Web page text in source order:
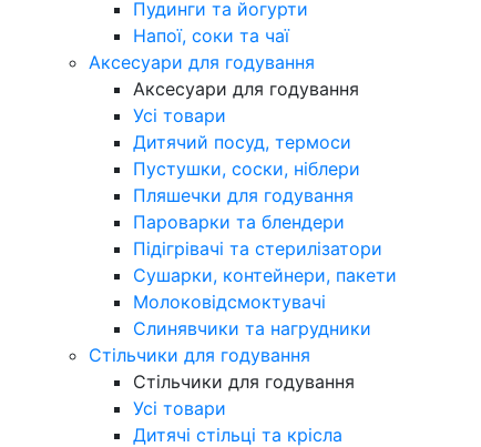
Пудинги та йогурти
Напої, соки та чаї
Аксесуари для годування
Аксесуари для годування
Усі товари
Дитячий посуд, термоси
Пустушки, соски, ніблери
Пляшечки для годування
Пароварки та блендери
Підігрівачі та стерилізатори
Сушарки, контейнери, пакети
Молоковідсмоктувачі
Слинявчики та нагрудники
Стільчики для годування
Стільчики для годування
Усі товари
Дитячі стільці та крісла